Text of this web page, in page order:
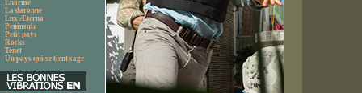
Enorme
La daronne
Lux Æterna
Peninsula
Petit pays
Rocks
Tenet
Un pays qui se tient sage